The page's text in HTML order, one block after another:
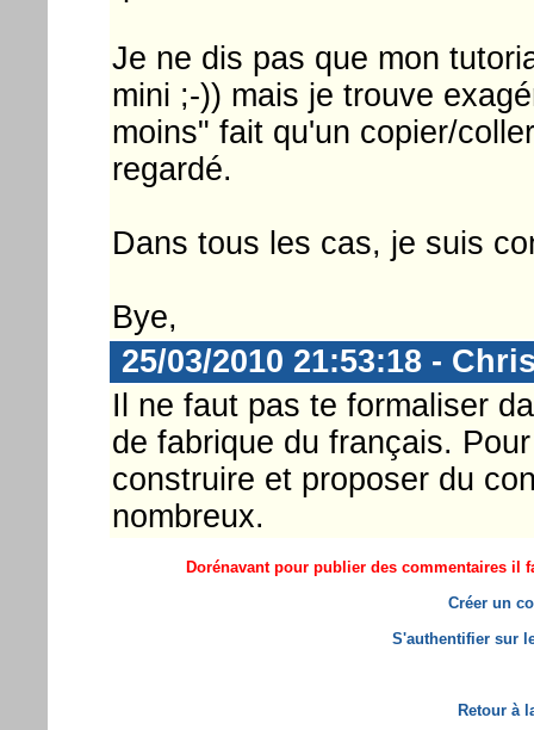
Je ne dis pas que mon
mini ;-)) mais je trouve
moins" fait qu'un copier/
regardé.
Dans tous les cas, je suis
Bye,
25/03/2010 21:53:18 -
Il ne faut pas te formaliser
de fabrique du français.
construire et proposer du
nombreux.
Dorénavant pour publier des commentaires il
Créer un
S'authentifier sur
Retour à